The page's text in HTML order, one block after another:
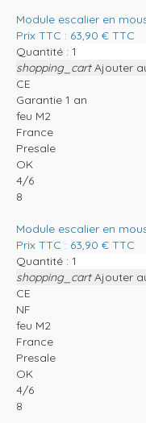
Module escalier en
Prix TTC : 63,90 € TTC
Quantité :
shopping_cart Ajouter
CE
Garantie 1 an
feu M2
France
Presale
OK
4/6
8
Module escalier en
Prix TTC : 63,90 € TTC
Quantité :
shopping_cart Ajouter
CE
NF
feu M2
France
Presale
OK
4/6
8